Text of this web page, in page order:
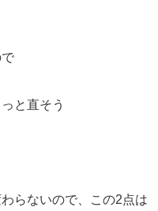
と直そう
らないので、この2点は